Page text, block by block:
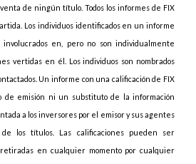
de ningún título. Todos los informes de FIX
Los individuos identificados en un informe
involucrados en, pero no son individualmente
vertidas en él. Los individuos son nombrados
Un informe con una calificación de FIX
de emisión ni un substituto de la información
a los inversores por el emisor y sus agentes
los títulos. Las calificaciones pueden ser
retiradas en cualquier momento por cualquier